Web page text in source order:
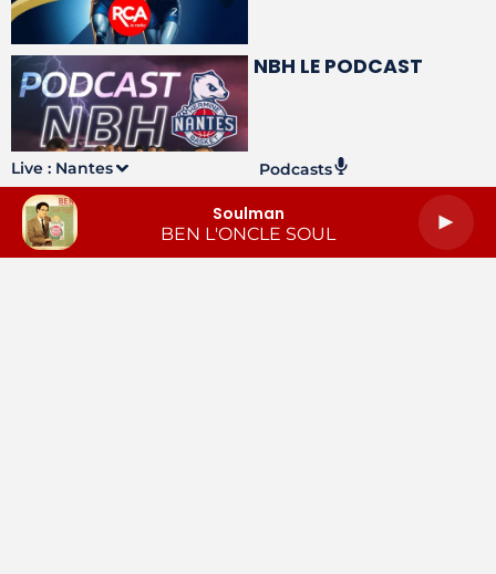
Live : Nantes Podcasts
Soulman
BEN L'ONCLE SOUL
NBH LE PODCAST